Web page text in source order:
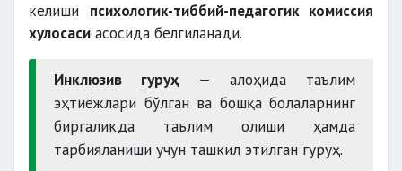
келиши психологик-тиббий-педагогик комиссия
хулосаси асосида белгиланади.
Инклюзив гуруҳ— алоҳида таълим
эҳтиёжлари бўлган ва бошқа болаларнинг
биргаликда таълим олиши ҳамда
тарбияланиши учун ташкил этилган гуруҳ.